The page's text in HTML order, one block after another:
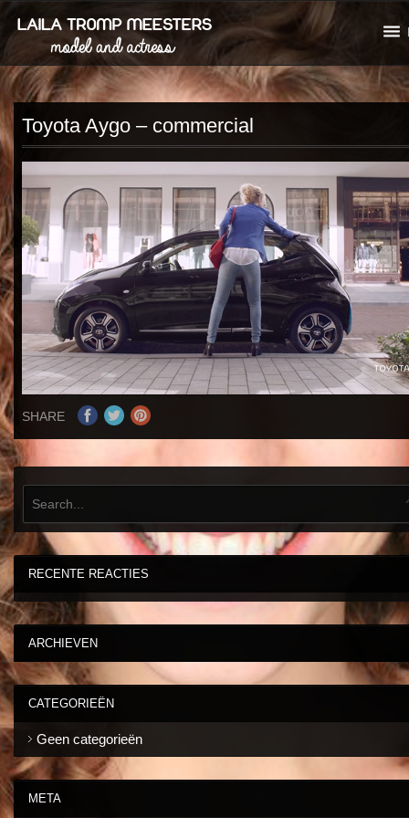
Toyota Aygo – commercial
SHARE
RECENTE REACTIES
ARCHIEVEN
CATEGORIEËN
Geen categorieën
META